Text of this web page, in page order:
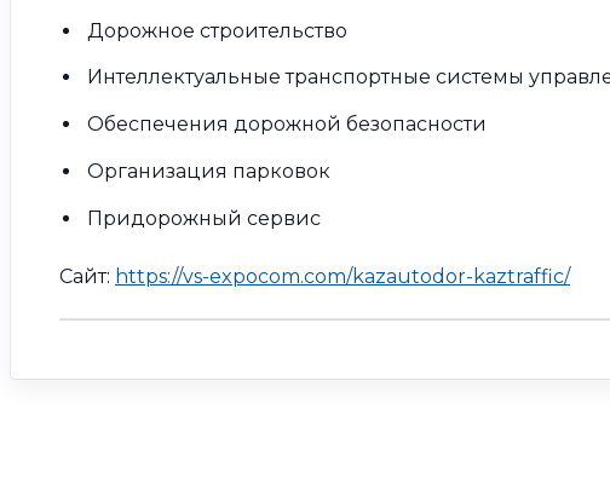
Дорожное строительство
Интеллектуальные транспортные системы
Обеспечения дорожной безопасности
Организация парковок
Придорожный сервис
Сайт: https://vs-expocom.com/kazautodor-kaztraffic/